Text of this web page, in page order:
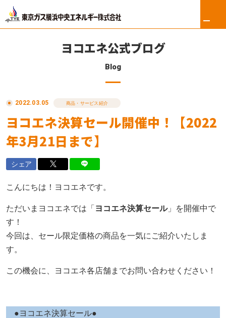
リフォーム
東京ガス修理サービス
会社案内
採用情報
ヨコエネ公式ブログ
店舗・事業所案内
ヨコエネ公式ブログ
Blog
2022.03.05 商品・サービス紹介
ヨコエネ決算セール開催中！【2022
年3月21日まで】
シェア
こんにちは！ヨコエネです。
ただいまヨコエネでは「 ヨコエネ決算セール」を開催中で
す！
今回は、セール限定価格の商品を一気にご紹介いたしま
す。
この機会に、ヨコエネ各店舗までお問い合わせください！
●ヨコエネ決算セール●